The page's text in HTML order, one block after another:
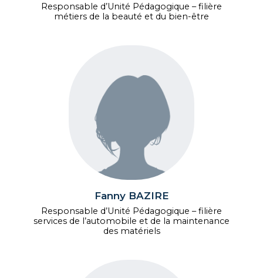
Responsable d’Unité Pédagogique – filière
métiers de la beauté et du bien-être
Fanny BAZIRE
Responsable d’Unité Pédagogique – filière
services de l’automobile et de la maintenance
des matériels